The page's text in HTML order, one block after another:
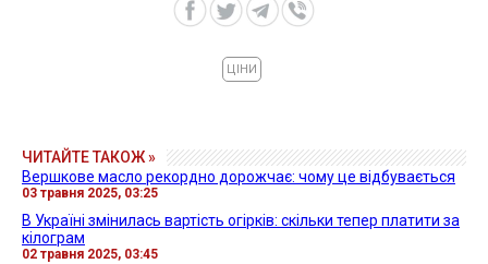
ЦІНИ
ЧИТАЙТЕ ТАКОЖ »
Вершкове масло рекордно дорожчає: чому це відбувається
03 травня 2025, 03:25
В Україні змінилась вартість огірків: скільки тепер платити за
кілограм
02 травня 2025, 03:45